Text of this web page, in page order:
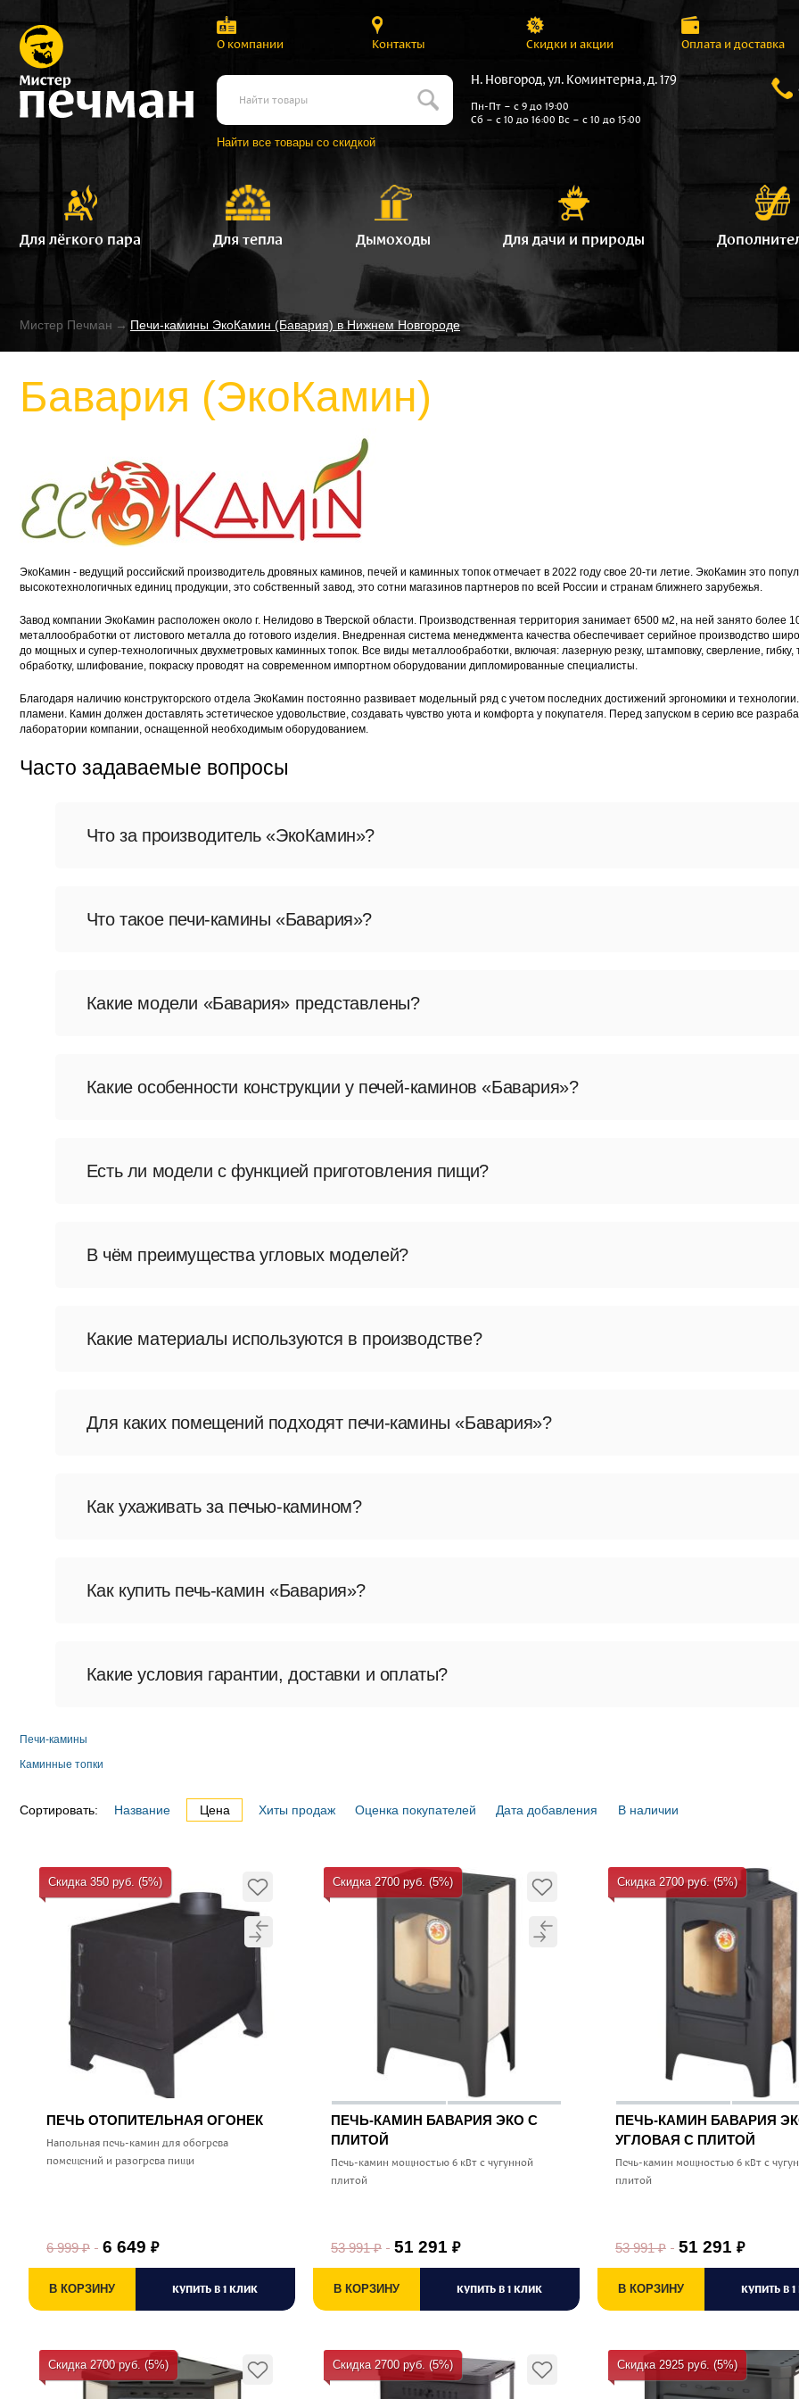
О компании Контакты Скидки и акции Оплата и доставка
Найти все товары со скидкой
Н. Новгород, ул. Коминтерна, д. 179
Пн-Пт – с 9 до 19:00
Сб – с 10 до 16:00 Вс – с 10 до 15:00
Для лёгкого пара Для тепла Дымоходы Для дачи и природы
Мистер Печман → Печи-камины ЭкоКамин (Бавария) в Нижнем Новгороде
Бавария (ЭкоКамин)
ЭкоКамин - ведущий российский производитель дровяных каминов, печей и каминных топок отмечает в 2022 году свое 20-ти летие. ЭкоКамин это
высокотехнологичных единиц продукции, это собственный завод, это сотни магазинов партнеров по всей России и странам ближнего зарубежья.
Завод компании ЭкоКамин расположен около г. Нелидово в Тверской области. Производственная территория занимает 6500 м2, на ней занято более
металлообработки от листового металла до готового изделия. Внедренная система менеджмента качества обеспечивает серийное производство
до мощных и супер-технологичных двухметровых каминных топок. Все виды металлообработки, включая: лазерную резку, штамповку, сверление, гибку,
обработку, шлифование, покраску проводят на современном импортном оборудовании дипломированные специалисты.
Благодаря наличию конструкторского отдела ЭкоКамин постоянно развивает модельный ряд с учетом последних достижений эргономики и
пламени. Камин должен доставлять эстетическое удовольствие, создавать чувство уюта и комфорта у покупателя. Перед запуском в серию все
лаборатории компании, оснащенной необходимым оборудованием.
Часто задаваемые вопросы
Что за производитель «ЭкоКамин»?
Что такое печи-камины «Бавария»?
Какие модели «Бавария» представлены?
Какие особенности конструкции у печей-каминов «Бавария»?
Есть ли модели с функцией приготовления пищи?
В чём преимущества угловых моделей?
Какие материалы используются в производстве?
Для каких помещений подходят печи-камины «Бавария»?
Как ухаживать за печью-камином?
Как купить печь-камин «Бавария»?
Какие условия гарантии, доставки и оплаты?
банковские карты и безналичный расчёт. Возможен самовывоз, курьерская доставка и
Печи-камины
Каминные топки
Сортировать: Название Цена Хиты продаж Оценка покупателей Дата добавления В наличии
Скидка 350 руб. (5%)
ПЕЧЬ ОТОПИТЕЛЬНАЯ ОГОНЕК
Напольная печь-камин для обогрева
помещений и разогрева пищи
6 999₽ 6 649 ₽
В КОРЗИНУ КУПИТЬ В 1 КЛИК
Скидка 2700 руб. (5%)
ПЕЧЬ-КАМИН БАВАРИЯ ЭКО С
ПЛИТОЙ
Печь-камин мощностью 6 кВт с чугунной
плитой
53 991₽ 51 291 ₽
В КОРЗИНУ КУПИТЬ В 1 КЛИК
Скидка 2700 руб. (5%)
ПЕЧЬ-КАМИН БАВАРИЯ
УГЛОВАЯ С ПЛИТОЙ
Печь-камин мощностью 6 кВт с
плитой
53 991₽ 51 291 ₽
В КОРЗИНУ КУПИТЬ В
Скидка 2700 руб. (5%) Скидка 2700 руб. (5%) Скидка 2925 руб. (5%)